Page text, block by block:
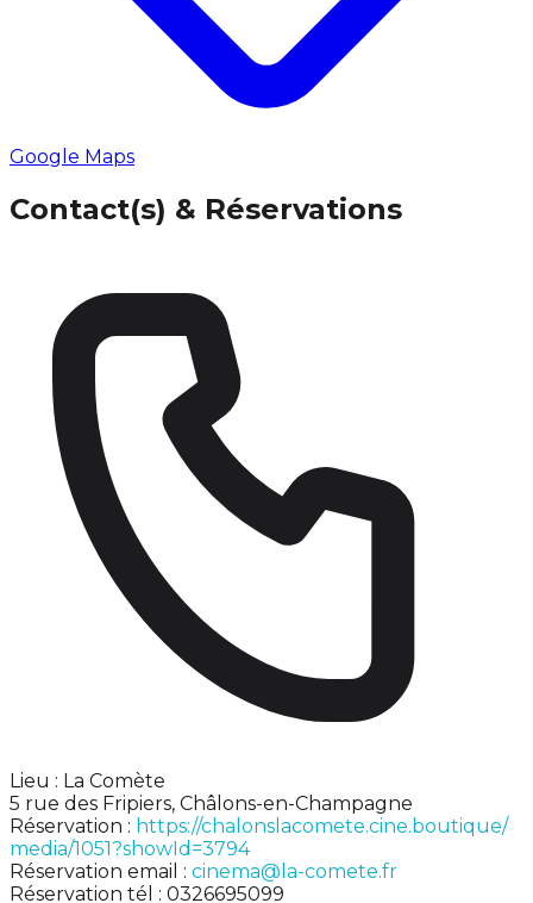
Google Maps
Contact(s) & Réservations
Lieu : La Comète
5 rue des Fripiers, Châlons-en-Champagne
Réservation : https://chalonslacomete.cine.boutique/
media/1051?showId=3794
Réservation email : cinema@la-comete.fr
Réservation tél : 0326695099